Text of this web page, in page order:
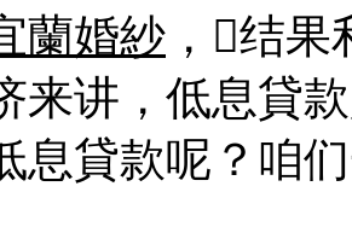
蘭婚紗 ，结
来讲，低息貸
息貸款呢？咱